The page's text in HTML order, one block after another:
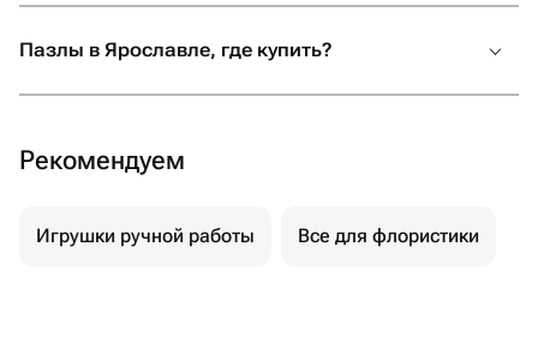
Пазлы в Ярославле, где купить?
Рекомендуем
Игрушки ручной работы Все для флористики